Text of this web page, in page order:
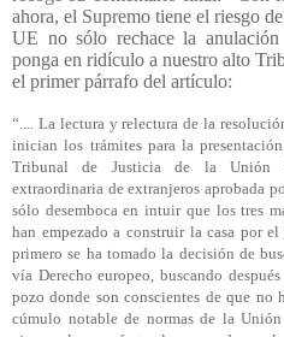
ahora, el Supremo tiene el riesgo
UE no sólo rechace la
ponga en ridículo a nuestro alto
el primer párrafo del artículo:
“.... La lectura y relectura de la
inician los trámites para la
Tribunal de Justicia de la Unión
extraordinaria de extranjeros aprobada
sólo desemboca en intuir que los tres
han empezado a construir la casa por
primero se ha tomado la decisión de
vía Derecho europeo, buscando
pozo donde son conscientes de que no
cúmulo notable de normas de la